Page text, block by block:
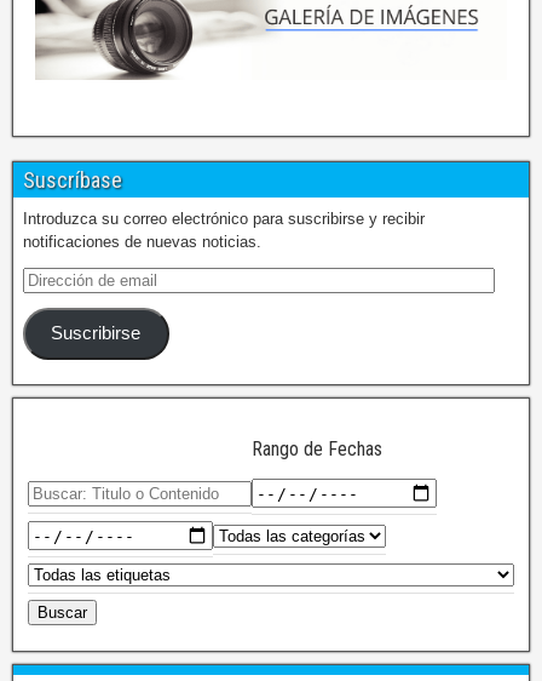
Suscríbase
Introduzca su correo electrónico para suscribirse y recibir
notificaciones de nuevas noticias.
Suscribirse
Rango de Fechas